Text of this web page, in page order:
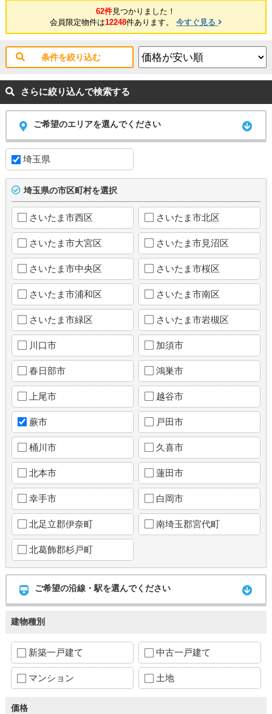
62件見つかりました！
会員限定物件は12248件あります。 今すぐ見る
条件を絞り込む
さらに絞り込んで検索する
ご希望のエリアを選んでください
埼玉県
埼玉県の市区町村を選択
さいたま市西区 さいたま市北区
さいたま市大宮区 さいたま市見沼区
さいたま市中央区 さいたま市桜区
さいたま市浦和区 さいたま市南区
さいたま市緑区 さいたま市岩槻区
川口市 加須市
春日部市 鴻巣市
上尾市 越谷市
蕨市 戸田市
桶川市 久喜市
北本市 蓮田市
幸手市 白岡市
北足立郡伊奈町 南埼玉郡宮代町
北葛飾郡杉戸町
ご希望の沿線・駅を選んでください
建物種別
新築一戸建て 中古一戸建て
マンション 土地
価格